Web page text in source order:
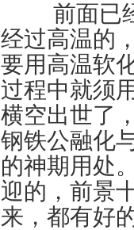
前面已
经过高温的
要用高温软
过程中就须
横空出世了
钢铁公融化
的神期用处
迎的，前景
来，都有好